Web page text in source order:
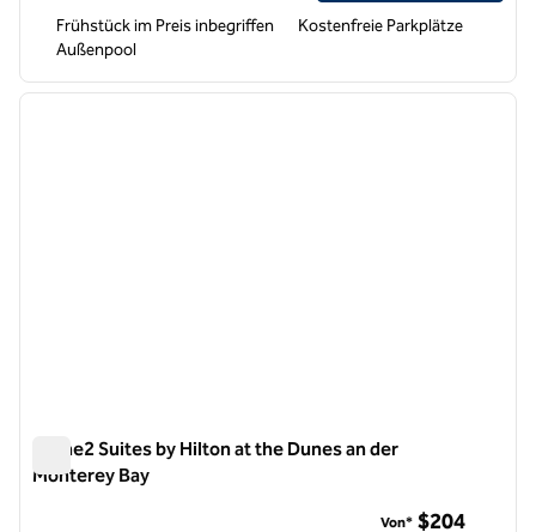
Frühstück im Preis inbegriffen
Kostenfreie Parkplätze
Außenpool
1 von 8
Home2 Suites by Hilton at the Dunes an der
Monterey Bay
Von* $204